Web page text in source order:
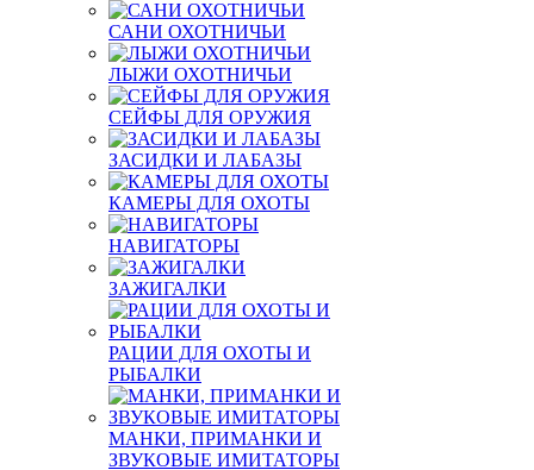
САНИ ОХОТНИЧЬИ
ЛЫЖИ ОХОТНИЧЬИ
СЕЙФЫ ДЛЯ ОРУЖИЯ
ЗАСИДКИ И ЛАБАЗЫ
КАМЕРЫ ДЛЯ ОХОТЫ
НАВИГАТОРЫ
ЗАЖИГАЛКИ
РАЦИИ ДЛЯ ОХОТЫ И
РЫБАЛКИ
МАНКИ, ПРИМАНКИ И
ЗВУКОВЫЕ ИМИТАТОРЫ